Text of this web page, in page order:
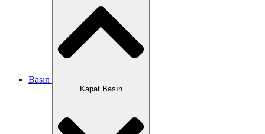
Basın
Kapat Basın